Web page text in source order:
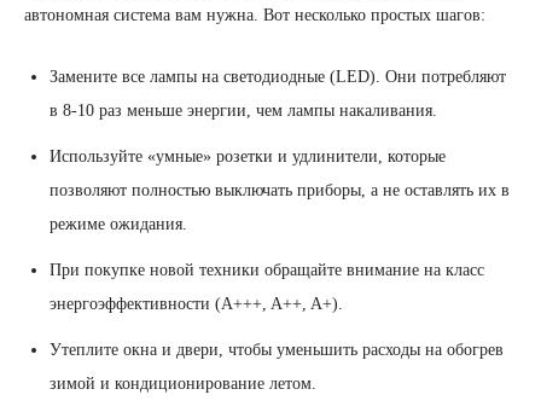
автономная система вам нужна. Вот несколько простых шагов:
Замените все лампы на светодиодные (LED). Они потребляют
в 8-10 раз меньше энергии, чем лампы накаливания.
Используйте «умные» розетки и удлинители, которые
позволяют полностью выключать приборы, а не оставлять их в
режиме ожидания.
При покупке новой техники обращайте внимание на класс
энергоэффективности (A+++, A++, A+).
Утеплите окна и двери, чтобы уменьшить расходы на обогрев
зимой и кондиционирование летом.